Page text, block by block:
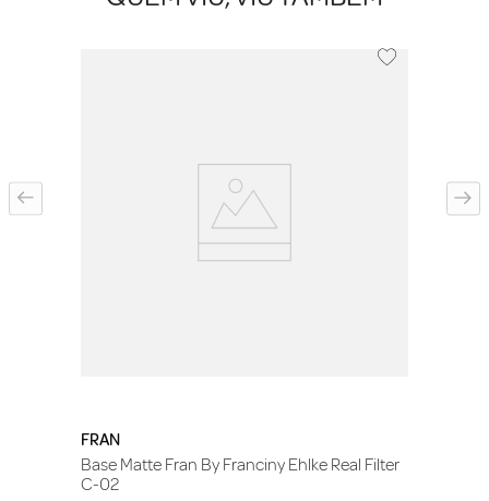
FRAN
Base Matte Fran By Franciny Ehlke Real Filter
C-02